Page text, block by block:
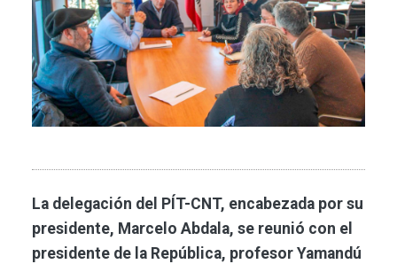
La delegación del PÍT-CNT, encabezada por su
presidente, Marcelo Abdala, se reunió con el
presidente de la República, profesor Yamandú